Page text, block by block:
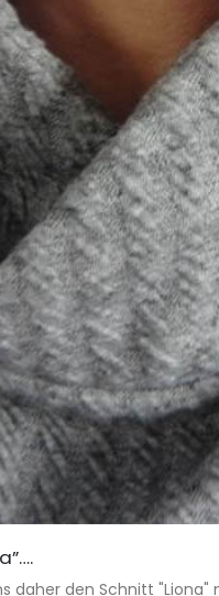
daher den Schnitt